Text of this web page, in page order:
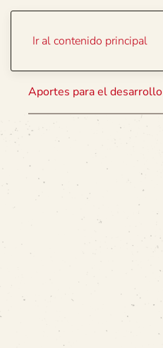
Ir al contenido principal
Aportes para el desarrollo